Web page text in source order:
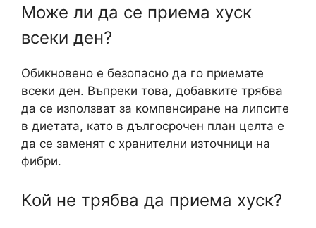
Може ли да се приема хуск
всеки ден?
Обикновено е безопасно да го приемате
всеки ден. Въпреки това, добавките трябва
да се използват за компенсиране на липсите
в диетата, като в дългосрочен план целта е
да се заменят с хранителни източници на
фибри.
Кой не трябва да приема хуск?